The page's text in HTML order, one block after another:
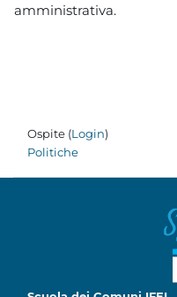
amministrativa.
Ospite (Login)
Politiche